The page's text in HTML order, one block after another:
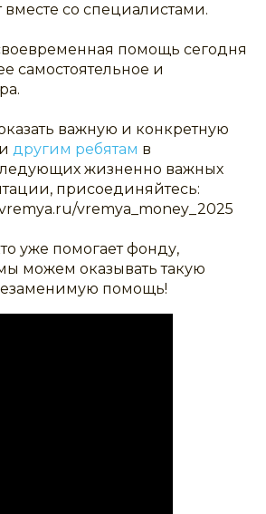
со специалистами.
помощь сегодня
самостоятельное и
важную и конкретную
другим ребятам в
жизненно важных
присоединяйтесь:
vremya_money_2025
уже помогает фонду,
можем оказывать такую
помощь!